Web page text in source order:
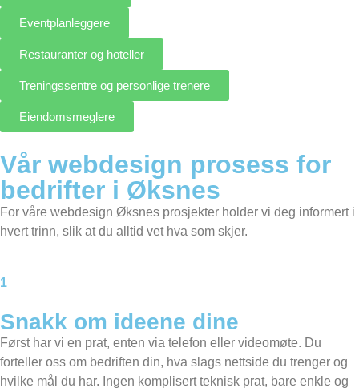
Eventplanleggere
Restauranter og hoteller
Treningssentre og personlige trenere
Eiendomsmeglere
Vår webdesign prosess for
bedrifter i Øksnes
For våre webdesign Øksnes prosjekter holder vi deg informert i
hvert trinn, slik at du alltid vet hva som skjer.
1
Snakk om ideene dine
Først har vi en prat, enten via telefon eller videomøte. Du
forteller oss om bedriften din, hva slags nettside du trenger og
hvilke mål du har. Ingen komplisert teknisk prat, bare enkle og